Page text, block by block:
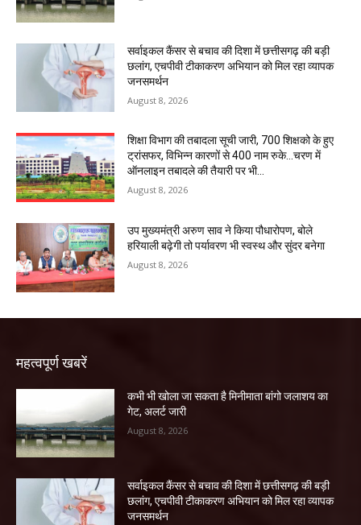
सर्वाइकल कैंसर से बचाव की दिशा में छत्तीसगढ़ की बड़ी
छलांग, एचपीवी टीकाकरण अभियान को मिल रहा व्यापक
जनसमर्थन
August 8, 2026
शिक्षा विभाग की तबादला सूची जारी, 700 शिक्षको के हुए
ट्रांसफर, विभिन्न कारणों से 400 नाम रुके…चरण में
ऑनलाइन तबादले की तैयारी पर भी...
August 8, 2026
उप मुख्यमंत्री अरुण साव ने किया पौधारोपण, बोले
हरियाली बढ़ेगी तो पर्यावरण भी स्वस्थ और सुंदर बनेगा
August 8, 2026
महत्वपूर्ण खबरें
कभी भी खोला जा सकता है मिनीमाता बांगो जलाशय का
गेट, अलर्ट जारी
August 8, 2026
सर्वाइकल कैंसर से बचाव की दिशा में छत्तीसगढ़ की बड़ी
छलांग, एचपीवी टीकाकरण अभियान को मिल रहा व्यापक
जनसमर्थन